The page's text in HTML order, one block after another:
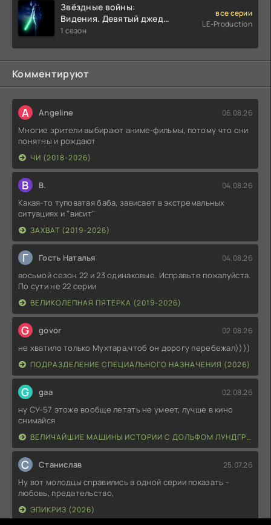
Звёздные войны:
Видения. Девятый джедай
(2026)
1 сезон
все серии
LE-Production
Комментируют
A Angeline 06.08.26
Многие зрители выбирают аниме-фильмы, потому что они
понятны и рождают
ЧИ (2018-2026)
В В. 04.08.26
Какая-то туповатая баба, зависает в экстремальных
ситуациях и "висит"
ЗАХВАТ (2019-2026)
Г Гость Наталья 04.08.26
восьмой сезон 22 и 23 одинаковые. Исправьте пожалуйста.
По сути не 22 серии
ВЕЛИКОЛЕПНАЯ ПЯТЁРКА (2019-2026)
G govor 02.08.26
не хватило только Мухтара,чтоб он дорогу перебежал))))
ПОДРАЗДЕЛЕНИЕ СПЕЦИАЛЬНОГО НАЗНАЧЕНИЯ (2026)
G gaa 02.08.26
ну СУ-57 этоже вообще летать не умеет, лучше в кино
снимайся
ВЕЛИЧАЙШИЕ МАШИНЫ ИСТОРИИ С ДОЛЬФОМ ЛУНДГРЕНОМ (2026)
С Станислав 25.07.26
Ну вот молодцы справились в одной серии показать -
любовь, предательство,
ЭПИКРИЗ (2026)